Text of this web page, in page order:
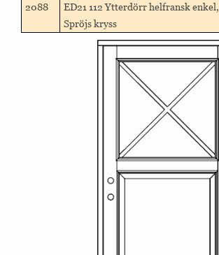
2088
ED21 112 Ytterdörr helfransk enkel,
Spröjs kryss